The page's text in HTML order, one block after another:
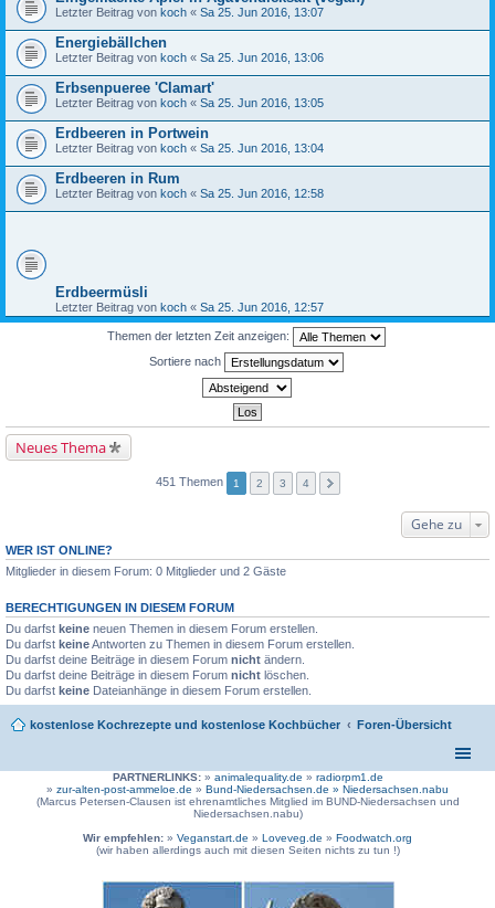
Letzter Beitrag von koch « Sa 25. Jun 2016, 13:07
Energiebällchen
Letzter Beitrag von koch « Sa 25. Jun 2016, 13:06
Erbsenpueree 'Clamart'
Letzter Beitrag von koch « Sa 25. Jun 2016, 13:05
Erdbeeren in Portwein
Letzter Beitrag von koch « Sa 25. Jun 2016, 13:04
Erdbeeren in Rum
Letzter Beitrag von koch « Sa 25. Jun 2016, 12:58
Erdbeermüsli
Letzter Beitrag von koch « Sa 25. Jun 2016, 12:57
Themen der letzten Zeit anzeigen:
Sortiere nach
Neues Thema
451 Themen 1 2 3 4
Gehe zu
WER IST ONLINE?
Mitglieder in diesem Forum: 0 Mitglieder und 2 Gäste
BERECHTIGUNGEN IN DIESEM FORUM
Du darfst keine neuen Themen in diesem Forum erstellen.
Du darfst keineAntworten zu Themen in diesem Forum erstellen.
Du darfst deine Beiträge in diesem Forum nicht ändern.
Du darfst deine Beiträge in diesem Forum nicht löschen.
Du darfst keine Dateianhänge in diesem Forum erstellen.
kostenlose Kochrezepte und kostenlose Kochbücher Foren-Übersicht
PARTNERLINKS:» animalequality.de » radiorpm1.de
» zur-alten-post-ammeloe.de » Bund-Niedersachsen.de » Niedersachsen.nabu
(Marcus Petersen-Clausen ist ehrenamtliches Mitglied im BUND-Niedersachsen und
Niedersachsen.nabu)
Wir empfehlen: » Veganstart.de » Loveveg.de » Foodwatch.org
(wir haben allerdings auch mit diesen Seiten nichts zu tun !)